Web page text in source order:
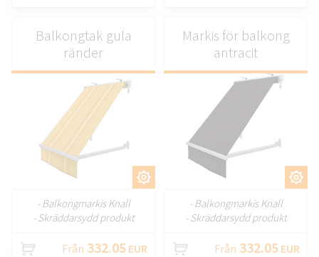
Balkongtak gula
ränder
- Balkongmarkis Knall
- Skräddarsydd produkt
Från 332.05 EUR
Markis för balkong
antracit
- Balkongmarkis Knall
- Skräddarsydd produkt
Från 332.05 EUR